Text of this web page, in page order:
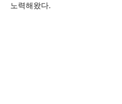
노력해왔다.